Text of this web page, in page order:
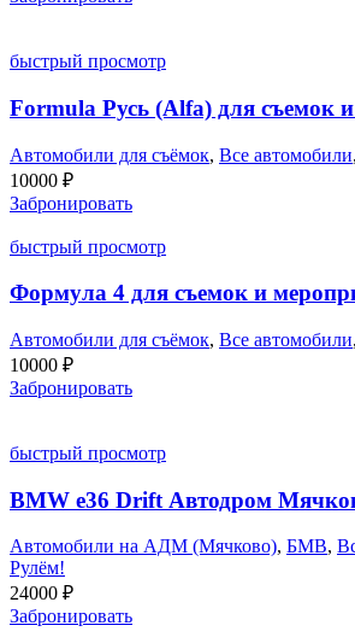
составляла
быстрый просмотр
Formula Русь (Alfa) для съемок
Автомобили для съёмок, Все автомобили,
10000 ₽
Забронировать
быстрый просмотр
Формула 4 для съемок и
Автомобили для съёмок, Все автомобили,
10000 ₽
Забронировать
быстрый просмотр
BMW e36 Drift Автодром
Автомобили на АДМ (Мячково), БМВ,
Рулём!
24000 ₽
Забронировать